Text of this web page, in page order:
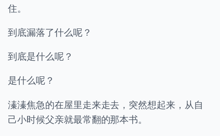
住。
到底漏落了什么呢？
到底是什么呢？
是什么呢？
溱溱焦急的在屋里走来走去，突然想起来，从自
己小时候父亲就最常翻的那本书。